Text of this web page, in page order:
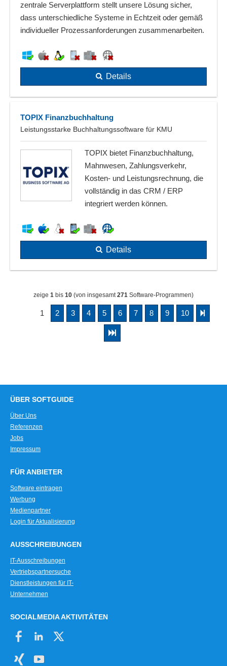
zentrale Serverplattform stellt unsere Lösung sicher,
dass unterschiedliche Systeme in Echtzeit oder gemäß
individueller Prozessanforderungen zusammenarbeiten.
Details
TOPIX Finanzbuchhaltung
Leistungsstarke Buchhaltungssoftware für KMU
TOPIX bietet Finanzbuchhaltung,
Mahnwesen, Zahlungsverkehr,
Kosten- und Leistungsrechnung, die
vollständig in das CRM / ERP
integriert werden können.
Details
zeige 1 bis 10 (von insgesamt271 Software-Programmen)
1 2 3 4 5 6 7 8 9 10
ÜBER SOFTGUIDE
Über Uns
Referenzen
Jobs
Impressum
FÜR ANBIETER
Software eintragen
Werbung
Medienpartner
Login für Aktualisierung
AUSSCHREIBUNGEN
IT-Ausschreibungen
Vertriebspartnersuche
Dienstleistungen für IT-
Unternehmen
SOCIALMEDIA AKTIVITÄTEN